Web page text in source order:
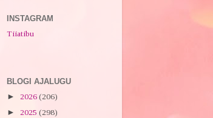
INSTAGRAM
Tiiatibu
BLOGI AJALUGU
► 2026 (206)
► 2025 (298)